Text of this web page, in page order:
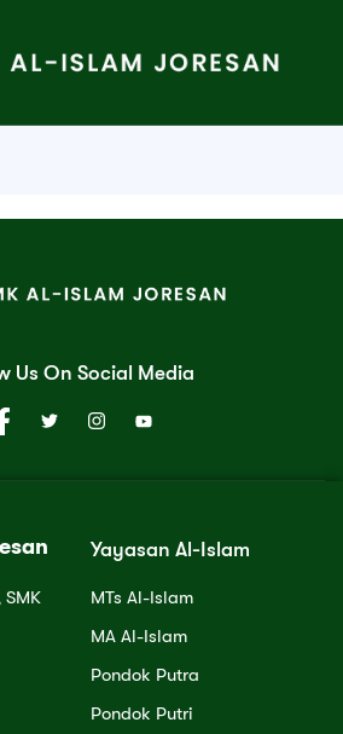
Us On Social Media
SMK
Yayasan Al-Islam
MTs Al-Islam
MA Al-Islam
Pondok Putra
Pondok Putri